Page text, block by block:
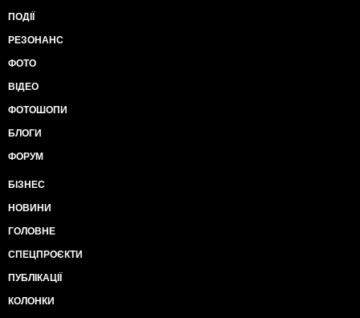
ПОДІЇ
РЕЗОНАНС
ФОТО
ВІДЕО
ФОТОШОПИ
БЛОГИ
ФОРУМ
БІЗНЕС
НОВИНИ
ГОЛОВНЕ
СПЕЦПРОЄКТИ
ПУБЛІКАЦІЇ
КОЛОНКИ